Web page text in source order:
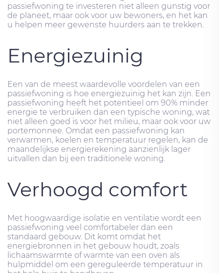
passiefwoning te investeren niet alleen gunstig voor
de planeet, maar ook voor uw bewoners, en het kan
u helpen meer gewenste huurders aan te trekken.
Energiezuinig
Een van de meest waardevolle voordelen van een
passiefwoning is hoe energiezuinig het kan zijn. Een
passiefwoning heeft het potentieel om 90% minder
energie te verbruiken dan een typische woning, wat
niet alleen goed is voor het milieu, maar ook voor uw
portemonnee. Omdat een passiefwoning kan
verwarmen, koelen en temperatuur regelen, kan de
maandelijkse energierekening aanzienlijk lager
uitvallen dan bij een traditionele woning.
Verhoogd comfort
Met hoogwaardige isolatie en ventilatie wordt een
passiefwoning veel comfortabeler dan een
standaard gebouw. Dit komt omdat het
energiebronnen in het gebouw houdt, zoals
lichaamswarmte of warmte van een oven als
hulpmiddel om een ​​gereguleerde temperatuur in